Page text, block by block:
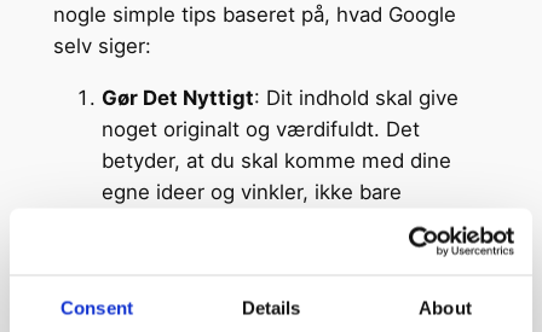
Consent Details About
nogle simple tips baseret på, hvad Google
selv siger:
Gør Det Nyttigt: Dit indhold skal give
noget originalt og værdifuldt. Det
betyder, at du skal komme med dine
egne ideer og vinkler, ikke bare
: Hvis du skriver om
frem. Det giver læserne tillid til, at de